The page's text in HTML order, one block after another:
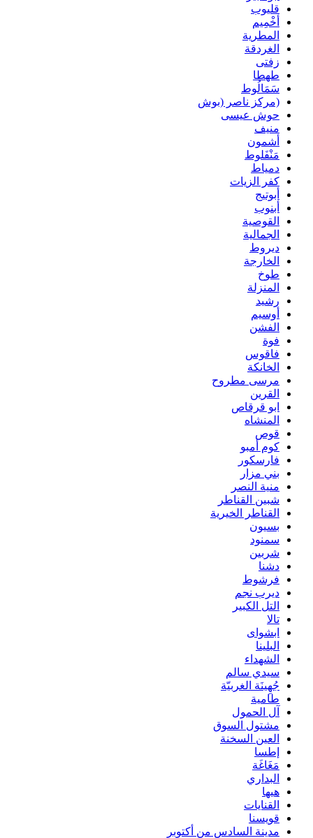
قليوب
أخْمِيم
المطرية
الغردقة
زفتى
طهطا
سَمَالُوط
(مركز ناصر (بوش
حوش عيسى
منيف
أشمون
مَنْفَلوط
دمياط
كفر الزيات
أبوتيج
أبنوب
القوصية
الجمالية
ديروط
الخارجة
طوخ
المنزلة
رشيد
أوسيم
الفشن
فوة
فاقوس
الخانكة
مرسى مطروح
القرين
ابو قرقاص
المنشاه
قوص
كوم أمبو
فارسكور
بني مزار
منية النصر
شبين القناطر
القناطر الخيرية
بسيون
سمنود
شربين
دشنا
فرشوط
ديرب نجم
التل الكبير
تالا
ابشواى
البلينا
الشهداء
سيدي سالم
جُهِينَة الغربيّة
طامية
آل الحمول
مشتول السوق
العين السخنة
إطسا
مَغَاغَة
البداري
هيها
القنايات
قويسنا
مدينة السادس من أكتوبر